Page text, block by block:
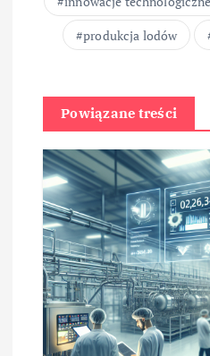
produkcja lodów
Powiązane treści